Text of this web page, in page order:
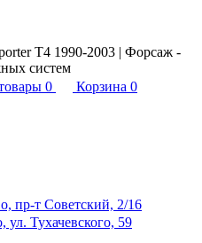
T4 1990-2003 | Форсаж -
систем
0 Корзина 0
пр-т Советский, 2/16
ул. Тухачевского, 59